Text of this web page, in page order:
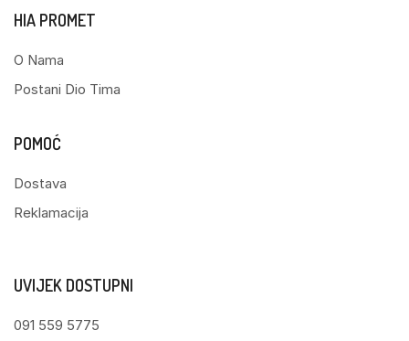
HIA PROMET
O Nama
Postani Dio Tima
POMOĆ
Dostava
Reklamacija
UVIJEK DOSTUPNI
091 559 5775